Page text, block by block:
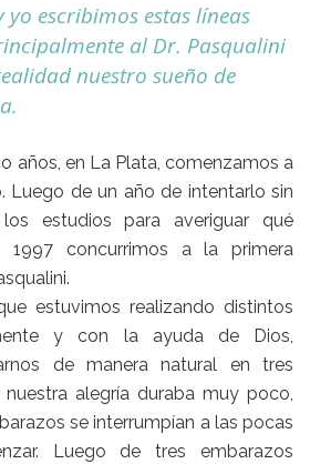
yo escribimos estas líneas
al Dr. Pasqualini
nuestro sueño de
años, en La Plata, comenzamos a
Luego de un año de intentarlo sin
estudios para averiguar qué
concurrimos a la primera
estuvimos realizando distintos
y con la ayuda de Dios,
de manera natural en tres
nuestra alegría duraba muy poco,
se interrumpían a las pocas
Luego de tres embarazos